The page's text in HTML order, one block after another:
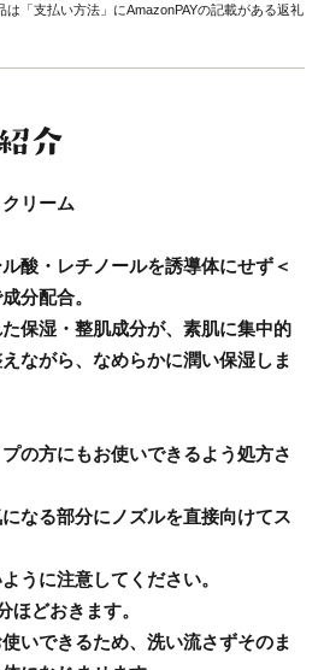
は「支払い方法」にAmazonPAYの記載がある返礼
リーム
酸・レチノールを誘導体にせず＜
分配合。
保湿・整肌成分が、素肌に集中的
ながら、なめらかに潤い保湿しま
の方にもお使いできるよう処方さ
なる部分にノズルを直接向けてス
うに注意してください。
ほどおきます。
いできるため、洗い流さずそのま